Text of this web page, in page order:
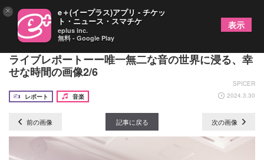
リーガルリリー『EIGHT BALL FESTIVAL 2024』
ライブレポートーー唯一無二な音の世界に浸る、幸
せな時間の画像2/6
SPICER
レポート
音楽 2024.3.30
前の画像 記事に戻る 次の画像
× e＋(イープラス)アプリ - チケッ
ト・ニュース・スマチケ
eplus inc.
無料 - Google Play
表示